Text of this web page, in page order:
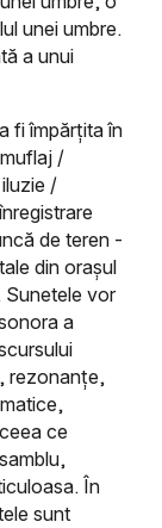
unei umbre.
a unui
fi împărțita în
/
/
de teren -
din orașul
Sunetele vor
a
rezonanțe,
ce
În
sunt